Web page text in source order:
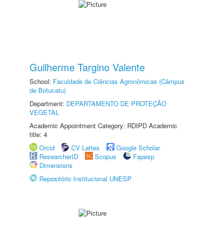
Guilherme Targino Valente
School: Faculdade de Ciências Agronômicas (Câmpus
de Botucatu)
Department: DEPARTAMENTO DE PROTEÇÃO
VEGETAL
Academic Appointment Category: RDIPD Academic
title: 4
Orcid
CV Lattes
Google Scholar
ResearcherID
Scopus
Fapesp
Dimensions
Repositório Institucional UNESP